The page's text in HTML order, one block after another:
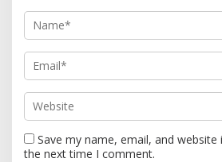
Save my name, email, and
the next time I comment.